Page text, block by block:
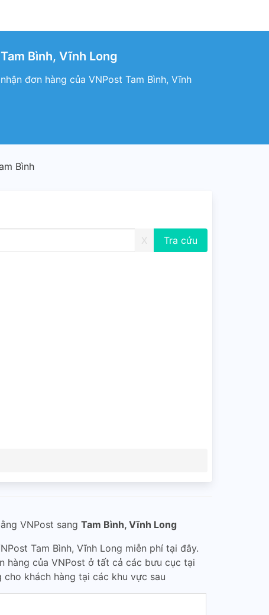
Bình, Vĩnh Long
đơn hàng của VNPost Tam Bình, Vĩnh
Bình
X
VNPost sang Tam Bình, Vĩnh Long
Tam Bình, Vĩnh Long miễn phí tại đây.
hàng của VNPost ở tất cả các bưu cục tại
khách hàng tại các khu vực sau